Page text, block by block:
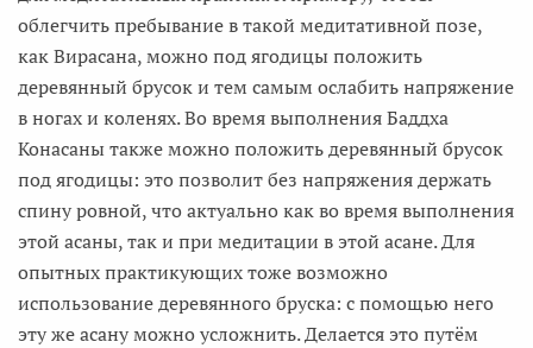
облегчить пребывание в такой медитативной позе,
как Вирасана, можно под ягодицы положить
деревянный брусок и тем самым ослабить напряжение
в ногах и коленях. Во время выполнения Баддха
Конасаны также можно положить деревянный брусок
под ягодицы: это позволит без напряжения держать
спину ровной, что актуально как во время выполнения
этой асаны, так и при медитации в этой асане. Для
опытных практикующих тоже возможно
использование деревянного бруска: с помощью него
эту же асану можно усложнить. Делается это путём